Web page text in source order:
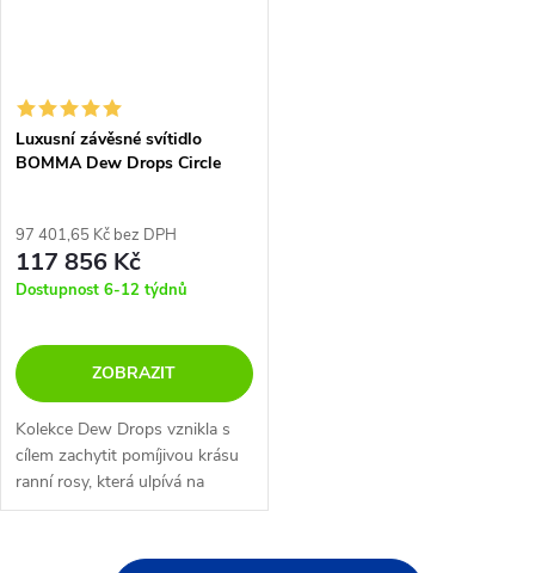
Luxusní závěsné svítidlo
BOMMA Dew Drops Circle
97 401,65 Kč bez DPH
117 856 Kč
Dostupnost 6-12 týdnů
ZOBRAZIT
Kolekce Dew Drops vznikla s
cílem zachytit pomíjivou krásu
ranní rosy, která ulpívá na
stéblech trávy. Cílem bylo tuto
zhmotnit tak zdánlivě